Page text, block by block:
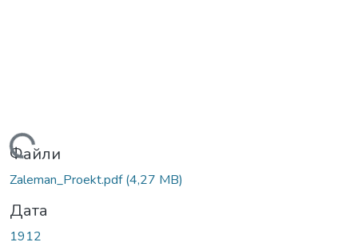
Вантажиться...
Файли
Zaleman_Proekt.pdf(4,27 MB)
Дата
1912